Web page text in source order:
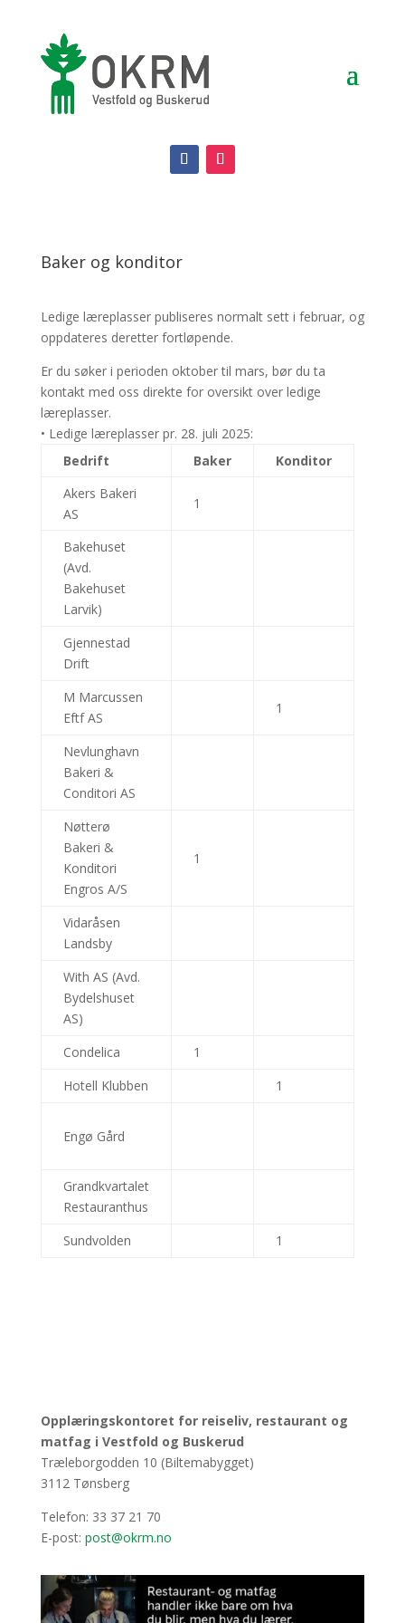
Baker og konditor
Ledige læreplasser publiseres normalt sett i februar, og
oppdateres deretter fortløpende.
Er du søker i perioden oktober til mars, bør du ta
kontakt med oss direkte for oversikt over ledige
læreplasser.
• Ledige læreplasser pr. 28. juli 2025:
Bedrift
Baker
Konditor
Akers Bakeri
AS
1
Bakehuset
(Avd.
Bakehuset
Larvik)
Gjennestad
Drift
M Marcussen
Eftf AS
1
Nevlunghavn
Bakeri &
Conditori AS
Nøtterø
Bakeri &
Konditori
Engros A/S
1
Vidaråsen
Landsby
With AS (Avd.
Bydelshuset
AS)
Condelica
1
Hotell Klubben
1
Engø Gård
Grandkvartalet
Restauranthus
Sundvolden
1
Opplæringskontoret for reiseliv, restaurant og
matfag i Vestfold og Buskerud
Træleborgodden 10 (Biltemabygget)
3112 Tønsberg
Telefon: 33 37 21 70
E-post: post@okrm.no